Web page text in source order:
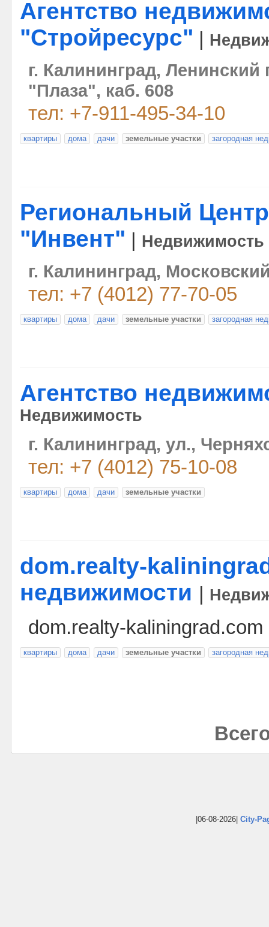
Агентство
"Стройресурс"
г. Калининград,
"Плаза", каб. 608
тел: +7-911-495-34-10
квартиры дома дачи земельные участки загородная
Региональный
"Инвент"
Недвижимость
г. Калининград,
тел: +7 (4012) 77-70-05
квартиры дома дачи земельные участки загородная
Агентство
Недвижимость
г. Калининград, ул.,
тел: +7 (4012) 75-10-08
квартиры дома дачи земельные участки
dom.realty-
недвижимости
dom.realty-kaliningrad.com
квартиры дома дачи земельные участки загородная
|06-08-2026| City-